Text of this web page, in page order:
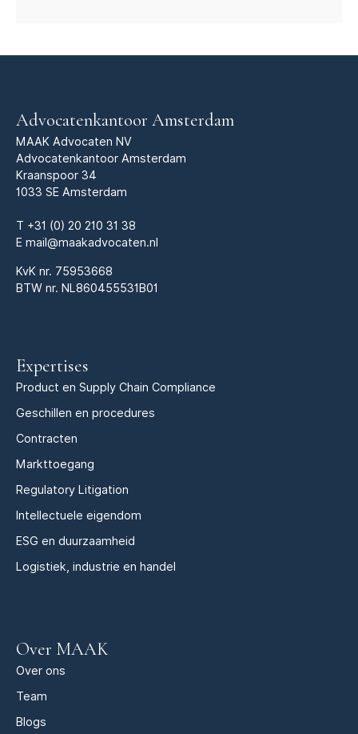
Advocatenkantoor Amsterdam
MAAK Advocaten NV
Advocatenkantoor Amsterdam
Kraanspoor 34
1033 SE Amsterdam
T +31 (0) 20 210 31 38
E mail@maakadvocaten.nl
KvK nr. 75953668
BTW nr. NL860455531B01
Expertises
Product en Supply Chain Compliance
Geschillen en procedures
Contracten
Markttoegang
Regulatory Litigation
Intellectuele eigendom
ESG en duurzaamheid
Logistiek, industrie en handel
Over MAAK
Over ons
Team
Blogs